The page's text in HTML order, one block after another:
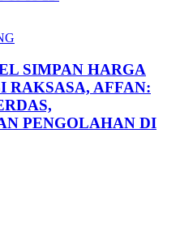
SIMPAN HARGA
RAKSASA, AFFAN:
PENGOLAHAN DI